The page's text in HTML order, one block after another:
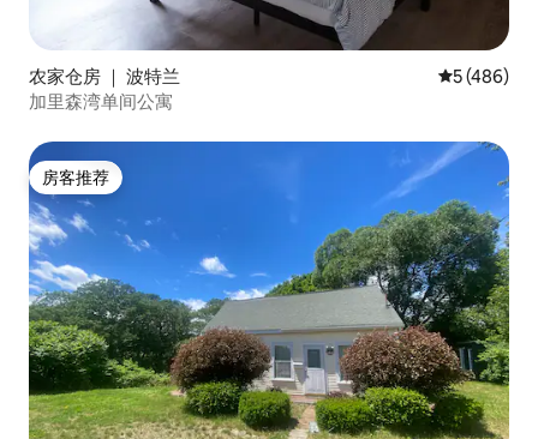
农家仓房 ｜ 波特兰 平均评分 5
5 (486)
加里森湾单间公寓
房客推荐
房客推荐